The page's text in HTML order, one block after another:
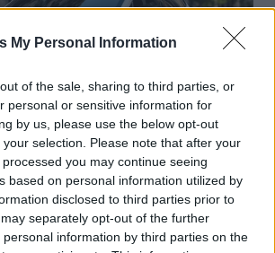
My Personal Information
of the sale, sharing to third parties, or
personal or sensitive information for
by us, please use the below opt-out
selection. Please note that after your
you may continue seeing
based on personal information utilized by
disclosed to third parties prior to
separately opt-out of the further
information by third parties on the
gravement à Tesla
européenne